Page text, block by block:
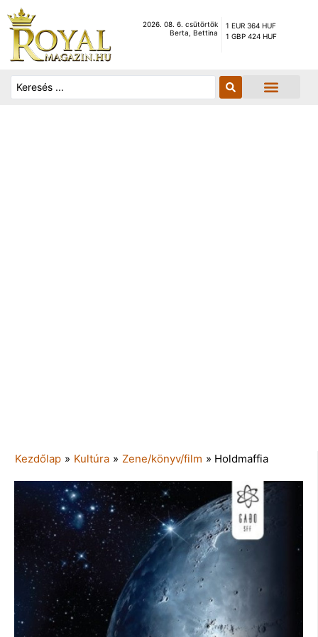
2026. 08. 6. csütörtök
Berta, Bettina
1 EUR 364 HUF
1 GBP 424 HUF
Kezdőlap » Kultúra » Zene/könyv/film » Holdmaffia